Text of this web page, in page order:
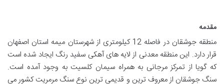
مقدمه
منطقه جوشقان در فاصله 12 کیلومتری از شهرستان میمه استان اصفهان
قرار دارد. این منطقه معدنی از لایه های آهکی سفید رنگ ایجاد شده است
که گویا از تمرکز مرجانی به همراه سیمان کلسیت به وجود آمده است.
سنگ جوشقان از معروف ترین و قدیمی ترین نوع سنگ مرمریت کشور می